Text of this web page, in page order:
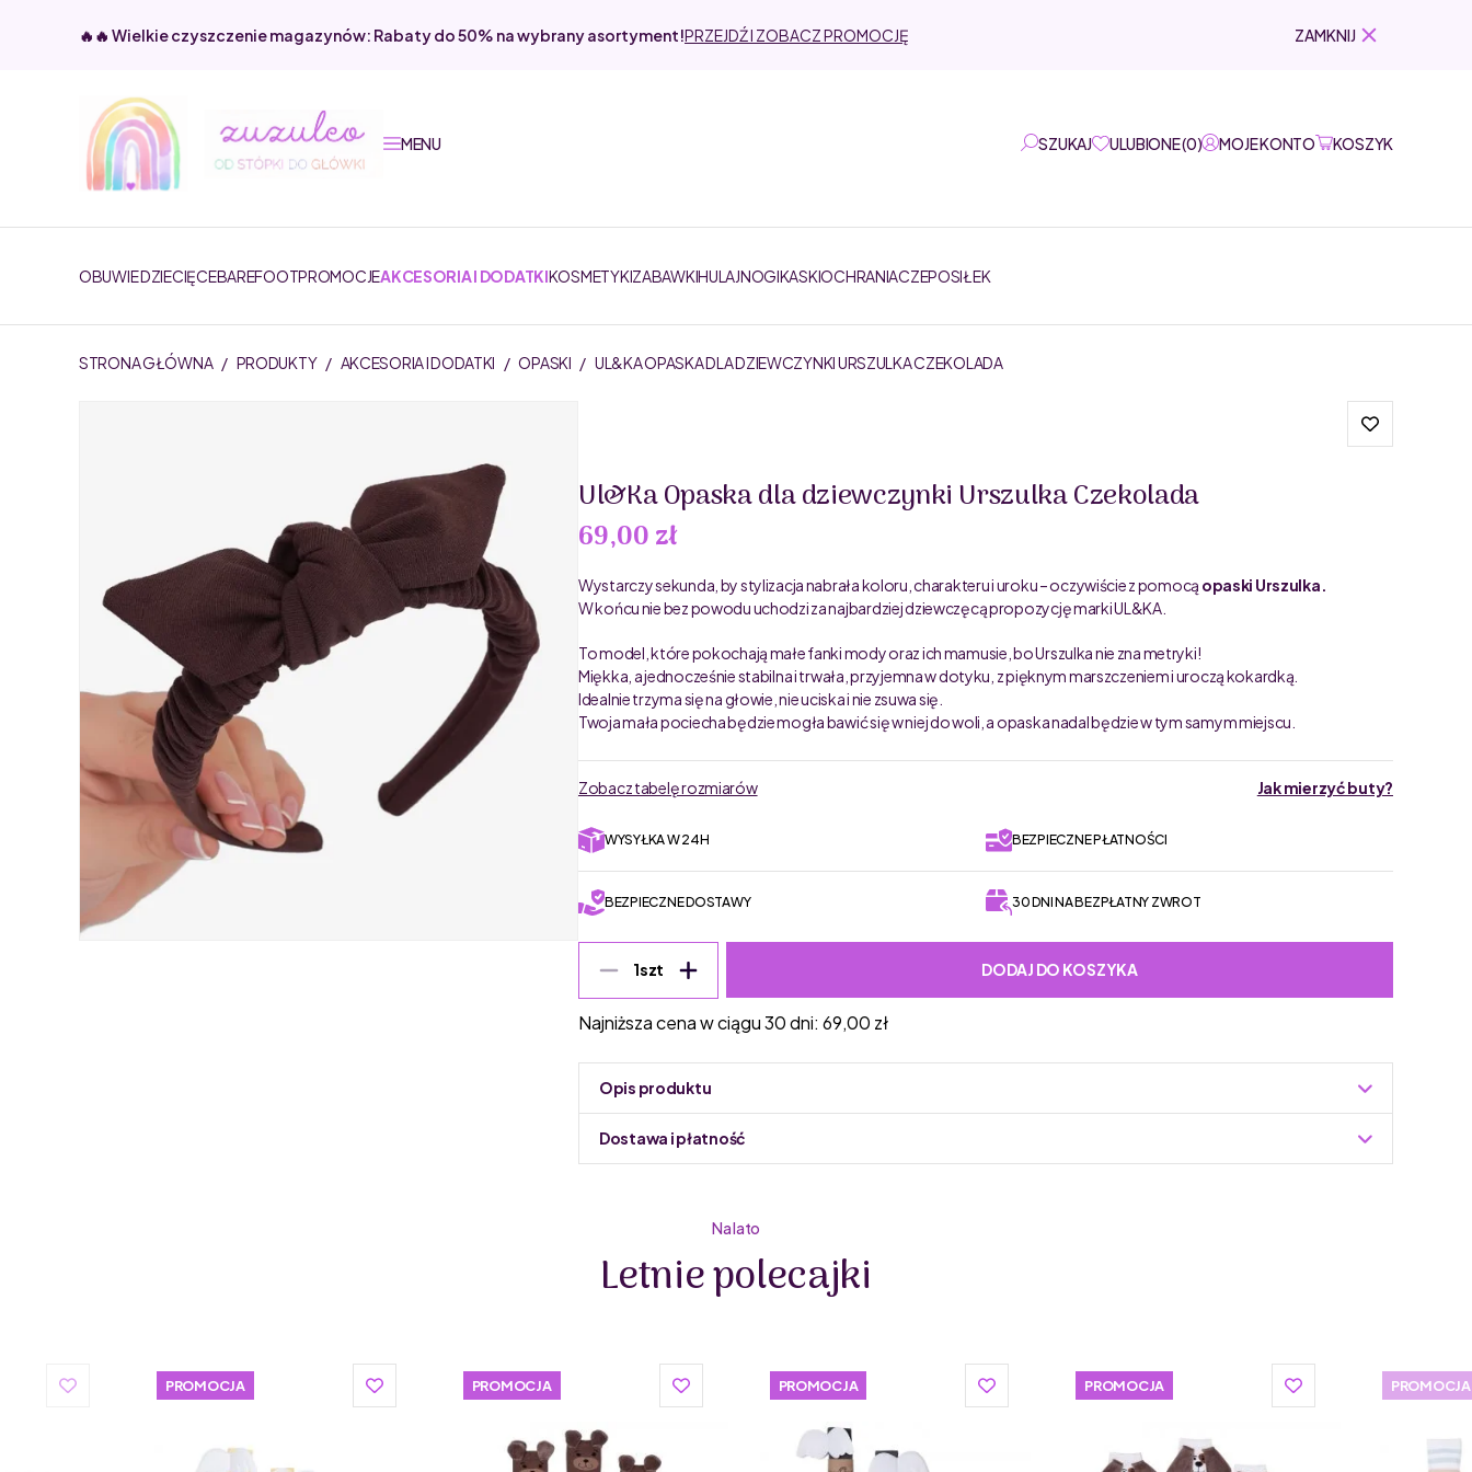
🔥🔥 Wielkie czyszczenie magazynów: Rabaty do 50% na wybrany asortyment!PRZEJDŹ I ZOBACZ PROMOCJĘ ZAMKNIJ
MENU SZUKAJ ULUBIONE(0) MOJE KONTO KOSZYK
OBUWIE DZIECIĘCEBAREFOOTPROMOCJEAKCESORIA I DODATKIKOSMETYKIZABAWKIHULAJNOGIKASKIOCHRANIACZEPOSIŁEK
STRONA GŁÓWNA / PRODUKTY / AKCESORIA I DODATKI / OPASKI / UL&KA OPASKA DLA DZIEWCZYNKI URSZULKA CZEKOLADA
Ul&Ka Opaska dla dziewczynki Urszulka Czekolada
69,00 zł
Wystarczy sekunda, by stylizacja nabrała koloru, charakteru i uroku – oczywiście z pomocą opaski Urszulka.
W końcu nie bez powodu uchodzi za najbardziej dziewczęcą propozycję marki UL&KA.
To model, które pokochają małe fanki mody oraz ich mamusie, bo Urszulka nie zna metryki!
Miękka, a jednocześnie stabilna i trwała, przyjemna w dotyku, z pięknym marszczeniem i uroczą kokardką.
Idealnie trzyma się na głowie, nie uciska i nie zsuwa się.
Twoja mała pociecha będzie mogła bawić się w niej do woli, a opaska nadal będzie w tym samym miejscu.
Zobacz tabelę rozmiarów Jak mierzyć buty?
WYSYŁKA W 24H BEZPIECZNE PŁATNOŚCI
BEZPIECZNE DOSTAWY 30 DNI NA BEZPŁATNY ZWROT
1szt DODAJ DO KOSZYKA
Najniższa cena w ciągu 30 dni: 69,00 zł
Opis produktu
Dostawa i płatność
Na lato
Letnie polecajki
PROMOCJA PROMOCJA PROMOCJA PROMOCJA PROMOCJA